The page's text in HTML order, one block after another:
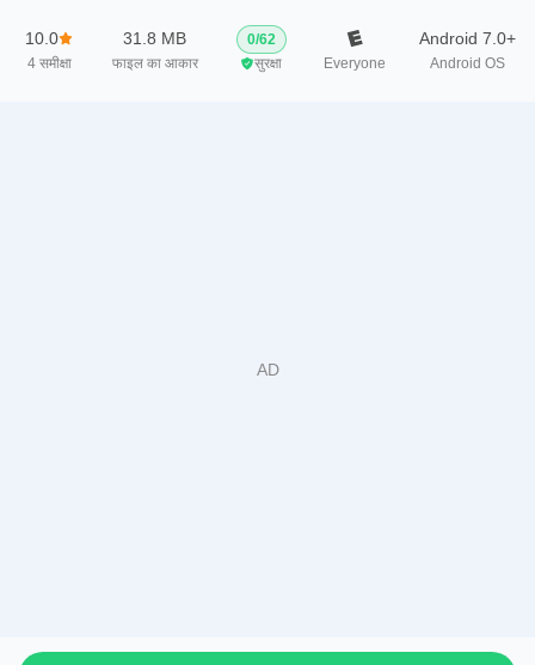
10.0
4 समीक्षा
31.8 MB
फाइल का आकार
0/62
सुरक्षा
Everyone
Android 7.0+
Android OS